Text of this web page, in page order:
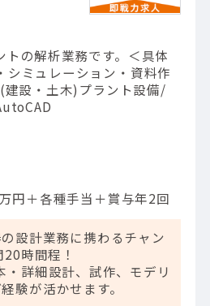
トの解析業務です。＜具体
シミュレーション・資料作
設・土木)プラント設備/
円＋各種手当＋賞与年2回
設計業務に携わるチャン
時間程！
・詳細設計、試作、モデリ
験が活かせます。